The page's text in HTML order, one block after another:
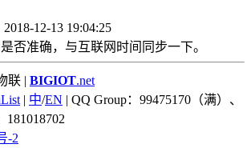
12-13 19:04:25
否准确，与互联网时间同步一下。
联 | BIGIOT.net
| 中/EN | QQ Group：99475170（满）、
181018702
-2